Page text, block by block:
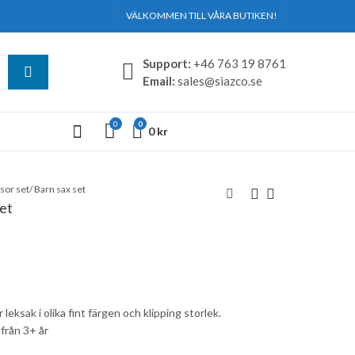
VÄLKOMMEN TILL VÅRA BUTIKEN!
Support: +46 763 19 8761
Email: sales@siazco.se
0 0
0kr
set/ Barn sax set
leksak i olika fint färgen och klipping storlek.
3+ år